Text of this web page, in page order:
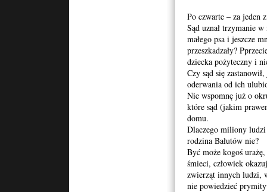
Po czwarte – za jeden
Sąd uznał trzymanie
małego psa i jeszcze
przeszkadzały?
dziecka pożyteczny i
Czy sąd się
oderwania od ich
Nie wspomnę już o
które sąd (jakim
domu.
Dlaczego miliony
rodzina Bałutów nie?
Być może kogoś
śmieci, człowiek
zwierząt innych ludzi,
nie powiedzieć